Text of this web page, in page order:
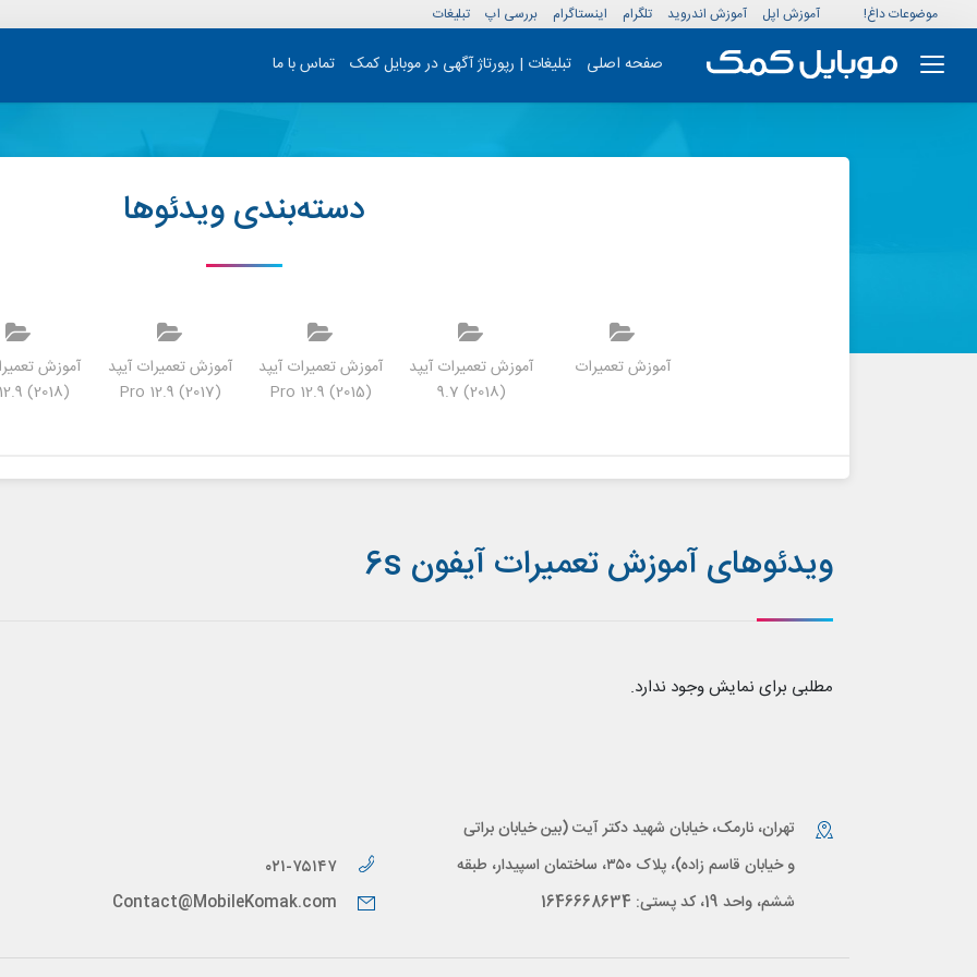
موضوعات داغ! آموزش اپل آموزش اندروید تلگرام اینستاگرام بررسی اپ تبلیغات
صفحه اصلی تبلیغات | رپورتاژ آگهی در موبایل کمک تماس با ما
دسته‌بندی ویدئوها
آموزش تعمیرات
آموزش تعمیرات آیپد
(2018) 9.7
آموزش تعمیرات آیپد
(Pro 12.9 (2015
آموزش تعمیرات آیپد
(Pro 12.9 (2017
آموزش
(Pro 12.9 (2018
ویدئوهای آموزش تعمیرات آیفون 6s
مطلبی برای نمایش وجود ندارد.
تهران، نارمک، خیابان شهید دکتر آیت (بین خیابان براتی
و خیابان قاسم زاده)، پلاک ۳۵۰، ساختمان اسپیدار، طبقه
ششم، واحد 19، کد پستی: 1646668634
۰۲۱-۷۵۱۴۷
Contact@MobileKomak.com